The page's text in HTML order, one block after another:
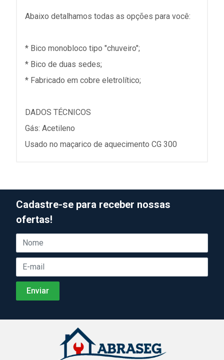
Abaixo detalhamos todas as opções para você:
* Bico monobloco tipo "chuveiro";
* Bico de duas sedes;
* Fabricado em cobre eletrolítico;
DADOS TÉCNICOS
Gás: Acetileno
Usado no maçarico de aquecimento CG 300
Cadastre-se para receber nossas
ofertas!